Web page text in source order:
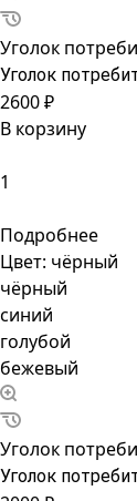
Уголок
Уголок
2600 ₽
В корзину
Подробнее
Цвет: чёрный
чёрный
синий
голубой
бежевый
Уголок
Уголок